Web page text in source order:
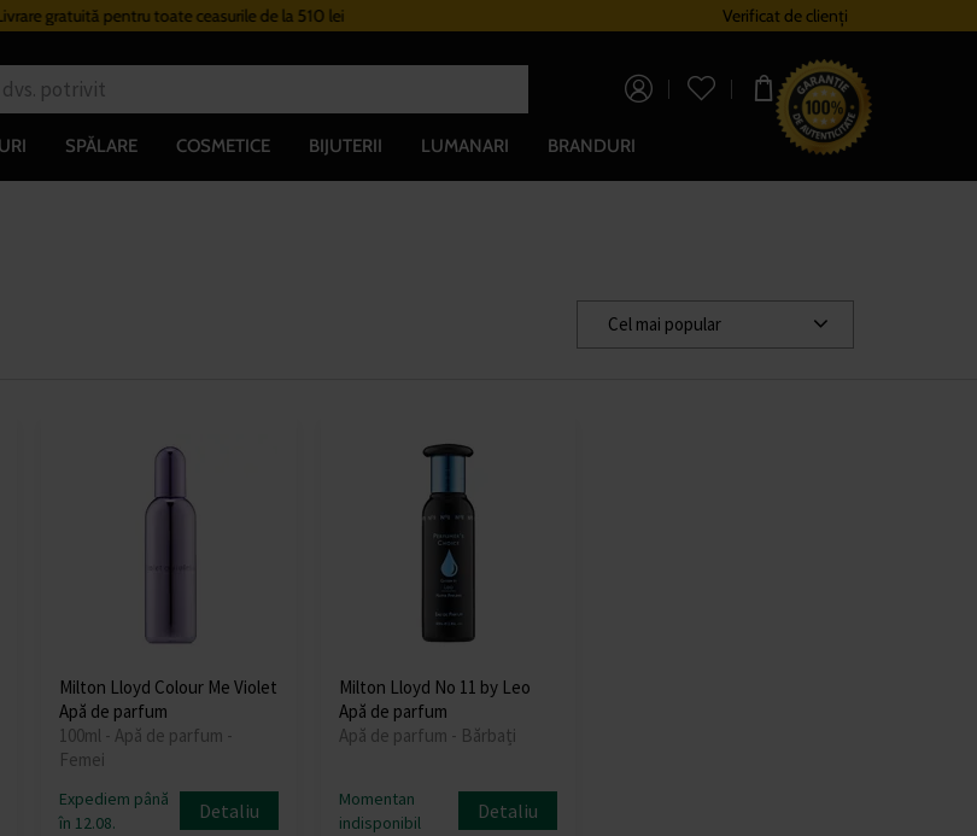
gratuită pentru toate ceasurile de la 510 lei Verificat de clienți
0,00 lei
SPĂLARE COSMETICE BIJUTERII LUMANARI BRANDURI
Cel mai popular
Milton Lloyd Colour Me Violet
Apă de parfum
100ml - Apă de parfum -
Femei
Expediem până
în 12.08.
Detaliu
Milton Lloyd No 11 by Leo
Apă de parfum
Apă de parfum - Bărbați
Momentan
indisponibil
Detaliu